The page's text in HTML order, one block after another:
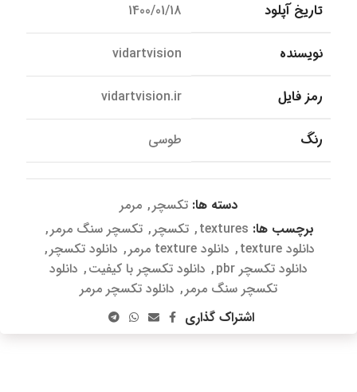
تاریخ آپلود 1400/01/18
نویسنده vidartvision
رمز فایل vidartvision.ir
رنگ طوسی
دسته ها: تکسچر, مرمر
برچسب ها: textures
, تکسچر, تکسچر سنگ مرمر,
دانلود texture
, دانلود texture مرمر , دانلود تکسچر,
دانلود تکسچر pbr
, دانلود تکسچر با کیفیت, دانلود
تکسچر سنگ مرمر, دانلود تکسچر مرمر
اشتراک گذاری